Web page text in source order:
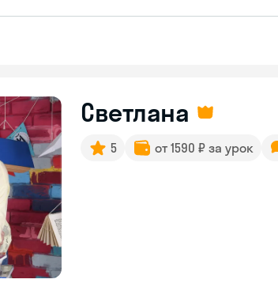
Светлана
5 от 1590 ₽ за урок